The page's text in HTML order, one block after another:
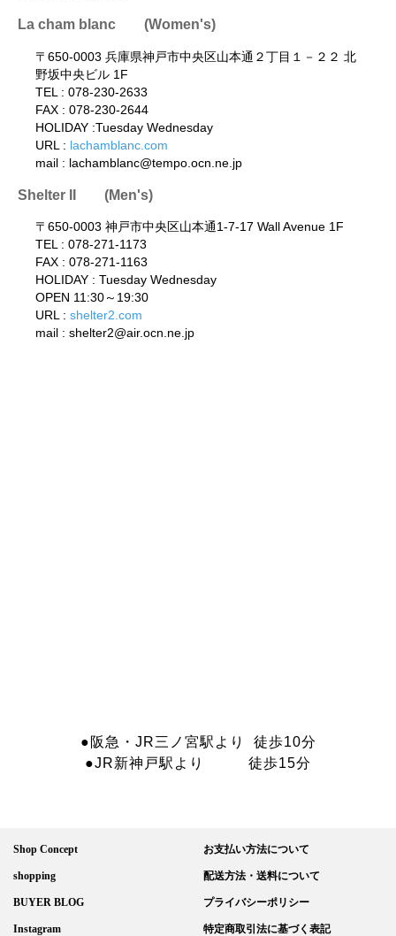
La cham blanc (Women's)
〒650-0003 兵庫県神戸市中央区山本通２丁目１－２２ 北
野坂中央ビル 1F
TEL : 078-230-2633
FAX : 078-230-2644
HOLIDAY :Tuesday Wednesday
URL : lachamblanc.com
mail : lachamblanc@tempo.ocn.ne.jp
Shelter II (Men's)
〒650-0003 神戸市中央区山本通1-7-17 Wall Avenue 1F
TEL : 078-271-1173
FAX : 078-271-1163
HOLIDAY : Tuesday Wednesday
OPEN 11:30～19:30
URL : shelter2.com
mail : shelter2@air.ocn.ne.jp
●阪急・JR三ノ宮駅より 徒歩10分
●JR新神戸駅より 徒歩15分
Shop Concept
shopping
BUYER BLOG
Instagram
お支払い方法について
配送方法・送料について
プライバシーポリシー
特定商取引法に基づく表記